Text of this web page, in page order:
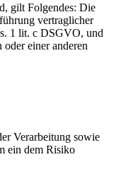
gilt Folgendes: Die
vertraglicher
1 lit. c DSGVO, und
einer anderen
Verarbeitung sowie
ein dem Risiko